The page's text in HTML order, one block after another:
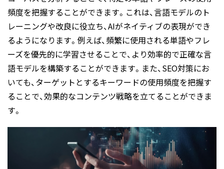
頻度を把握することができます。これは、言語モデルのト
レーニングや改良に役立ち、AIがネイティブの表現ができ
るようになります。例えば、頻繁に使用される単語やフレ
ーズを優先的に学習させることで、より効率的で正確な言
語モデルを構築することができます。また、SEO対策にお
いても、ターゲットとするキーワードの使用頻度を把握す
ることで、効果的なコンテンツ戦略を立てることができま
す。